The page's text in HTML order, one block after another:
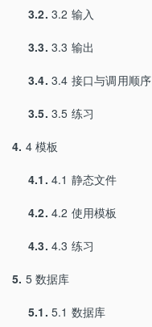
3.2. 3.2 输入
3.3. 3.3 输出
3.4. 3.4 接口与调用顺序
3.5. 3.5 练习
4. 4 模板
4.1. 4.1 静态文件
4.2. 4.2 使用模板
4.3. 4.3 练习
5. 5 数据库
5.1. 5.1 数据库